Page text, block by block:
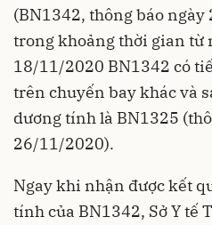
(BN1342, thông báo
trong khoảng thời gian từ
18/11/2020 BN1342 có
trên chuyến bay khác và
dương tính là BN1325
26/11/2020).
Ngay khi nhận được kết
tính của BN1342, Sở Y tế